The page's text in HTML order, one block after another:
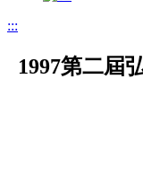
:::
1997第二屆